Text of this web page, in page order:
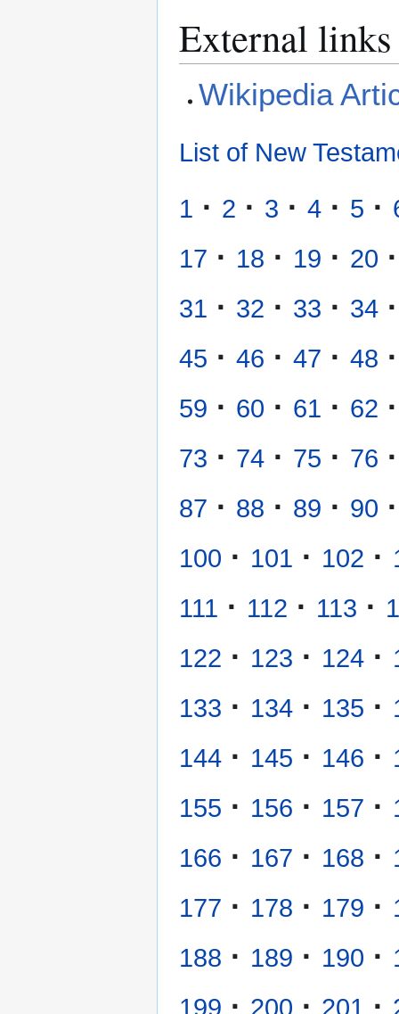
External links
Wikipedia
List of New
1 · 2 · 3 · 4 · 5 ·
17 · 18 · 19 · 20 ·
31 · 32 · 33 · 34 ·
45 · 46 · 47 · 48 ·
59 · 60 · 61 · 62 ·
73 · 74 · 75 · 76 ·
87 · 88 · 89 · 90 ·
100 · 101 · 102 ·
111 · 112 · 113 ·
122 · 123 · 124 ·
133 · 134 · 135 ·
144 · 145 · 146 ·
155 · 156 · 157 ·
166 · 167 · 168 ·
177 · 178 · 179 ·
188 · 189 · 190 ·
199 · 200 · 201 ·